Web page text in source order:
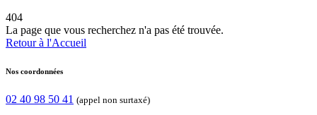
404
La page que vous recherchez n'a pas été trouvée.
Retour à l'Accueil
Nos coordonnées
02 40 98 50 41 (appel non surtaxé)